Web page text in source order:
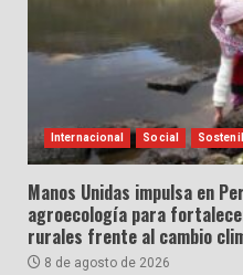
Internacional Social
Manos Unidas impulsa en
agroecología para
rurales frente al cambio
8 de agosto de 2026